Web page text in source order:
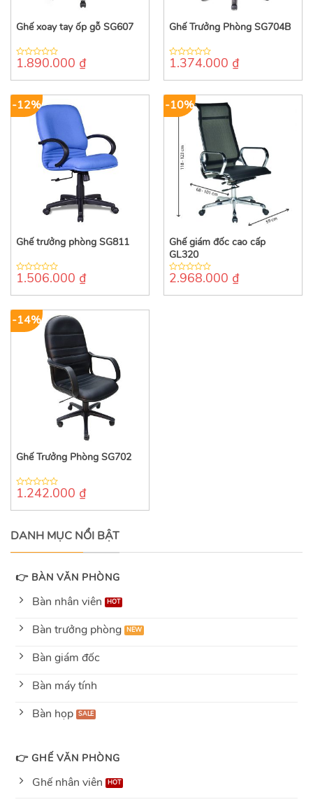
Ghế xoay tay ốp gỗ SG607
0
of
1.890.000 ₫
Ghế Trưởng Phòng SG704B
0
of
1.374.000 ₫
-12%
Ghế trưởng phòng SG811
0
of
1.506.000 ₫
-10%
Ghế giám đốc cao cấp
GL320
0
of
2.968.000 ₫
-14%
Ghế Trưởng Phòng SG702
0
of
1.242.000 ₫
DANH MỤC NỔI BẬT
👉 BÀN VĂN PHÒNG
Bàn nhân viên
Bàn trưởng phòng
Bàn giám đốc
Bàn máy tính
Bàn họp
👉 GHẾ VĂN PHÒNG
Ghế nhân viên